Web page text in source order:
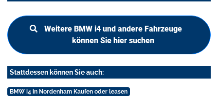
Weitere BMW i4 und andere Fahrzeuge
können Sie hier suchen
Stattdessen können Sie auch:
BMW i4 in Nordenham Kaufen oder leasen